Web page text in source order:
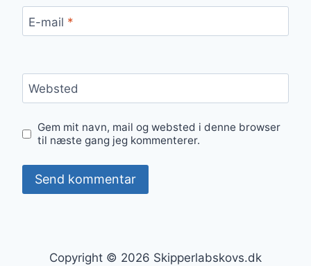
E-mail *
Websted
Gem mit navn, mail og websted i denne browser
til næste gang jeg kommenterer.
Copyright © 2026 Skipperlabskovs.dk